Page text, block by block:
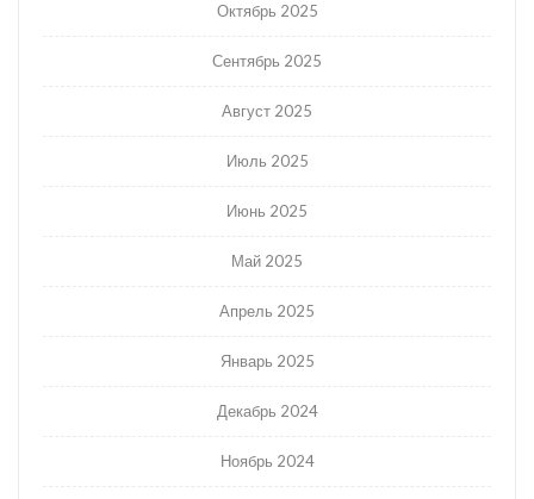
Октябрь 2025
Сентябрь 2025
Август 2025
Июль 2025
Июнь 2025
Май 2025
Апрель 2025
Январь 2025
Декабрь 2024
Ноябрь 2024